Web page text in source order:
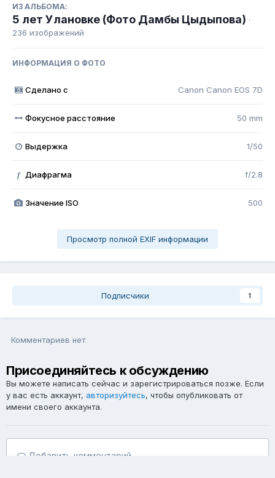
ИЗ АЛЬБОМА:
5 лет Улановке (Фото Дамбы Цыдыпова) ·
236 изображений
ИНФОРМАЦИЯ О ФОТО
Сделано с Canon Canon EOS 7D
Фокусное расстояние 50 mm
Выдержка 1/50
f Диафрагма f/2.8
Значение ISO 500
Просмотр полной EXIF информации
Подписчики 1
Комментариев нет
Присоединяйтесь к обсуждению
Вы можете написать сейчас и зарегистрироваться позже. Если
у вас есть аккаунт, авторизуйтесь, чтобы опубликовать от
имени своего аккаунта.
Добавить комментарий...